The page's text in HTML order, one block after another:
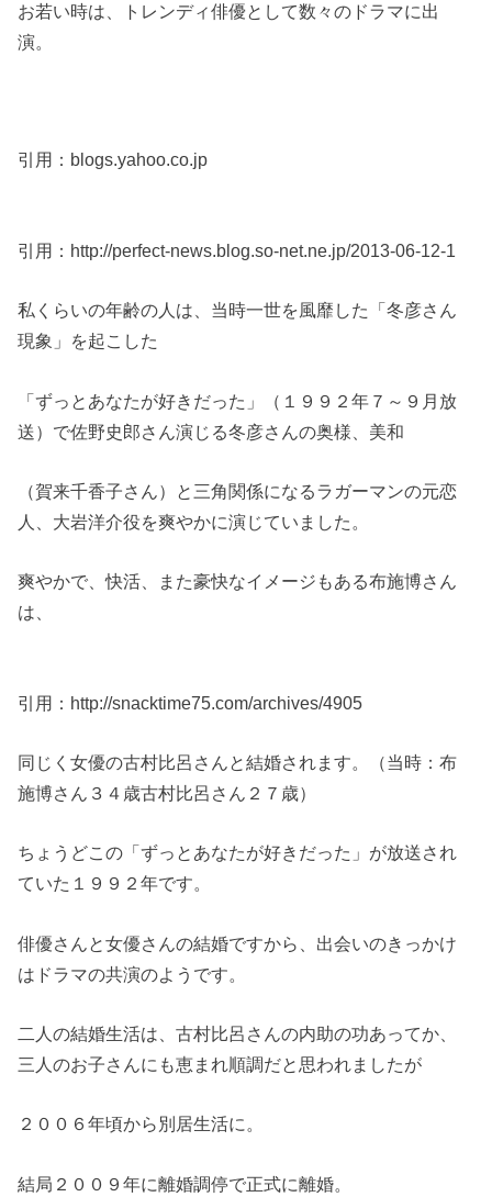
お若い時は、トレンディ俳優として数々のドラマに出
演。
引用：blogs.yahoo.co.jp
引用：http://perfect-news.blog.so-net.ne.jp/2013-06-12-1
私くらいの年齢の人は、当時一世を風靡した「冬彦さん
現象」を起こした
「ずっとあなたが好きだった」（１９９２年７～９月放
送）で佐野史郎さん演じる冬彦さんの奥様、美和
（賀来千香子さん）と三角関係になるラガーマンの元恋
人、大岩洋介役を爽やかに演じていました。
爽やかで、快活、また豪快なイメージもある布施博さん
は、
引用：http://snacktime75.com/archives/4905
同じく女優の古村比呂さんと結婚されます。（当時：布
施博さん３４歳古村比呂さん２７歳）
ちょうどこの「ずっとあなたが好きだった」が放送され
ていた１９９２年です。
俳優さんと女優さんの結婚ですから、出会いのきっかけ
はドラマの共演のようです。
二人の結婚生活は、古村比呂さんの内助の功あってか、
三人のお子さんにも恵まれ順調だと思われましたが
２００６年頃から別居生活に。
結局２００９年に離婚調停で正式に離婚。